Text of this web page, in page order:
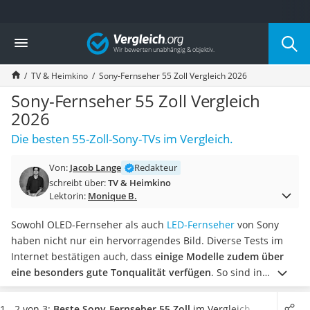
Die beliebtesten Vergleiche nach Kategorie
Elektronik
Powerstation
Monitor 32 Zoll 4K
Fernseher
Drucker
Desktop-PC
Monitor
Laser-Multifunktionsdrucker
Powerline-Adapter
Powerstation mit Solarpanel
Gaming-PC
Soundbar
17-Zoll-Laptop
Satellitenschüssel
Gaming-Headset
Vergleich
TV & Heimkino Sony-Fernseher 55 Zoll Vergleich 2026
Sony-Fernseher 55 Zoll Vergleich
2026
Die besten 55-Zoll-Sony-TVs im Vergleich.
Von: Jacob Lange
Redakteur
schreibt über:TV & Heimkino
Lektorin: Monique B.
Sowohl OLED-Fernseher als auch LED-Fernseher von Sony
haben nicht nur ein hervorragendes Bild. Diverse Tests im
Internet bestätigen auch, dass einige Modelle zudem über
eine besonders gute Tonqualität verfügen. So sind in
einigen Sony-Fernsehern mit 55 Zoll serienmäßig nicht nur
zwei hochwertige Lautsprecher verbaut, sondern auch